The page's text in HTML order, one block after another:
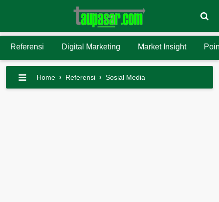
Referensi Digital Marketing Market Insight
Home › Referensi › Sosial Media